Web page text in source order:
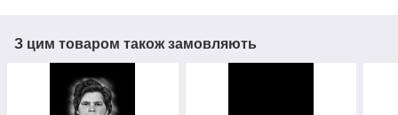
З цим товаром також замовляють